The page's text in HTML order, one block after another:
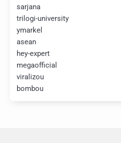
sarjana
trilogi-university
ymarkel
asean
hey-expert
megaofficial
viralizou
bombou